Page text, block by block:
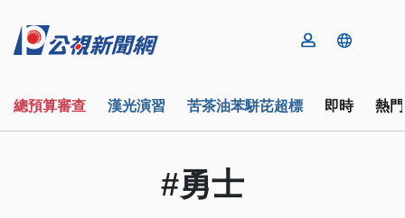
總預算審查 漢光演習 苦茶油苯駢芘超標 即時 熱
#勇士